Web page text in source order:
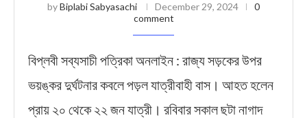
byBiplabi Sabyasachi December 29, 2024
0
comment
বিপ্লবী সব্যসাচী পত্রিকা অনলাইন : রাজ্য সড়কের উপর
ভয়ঙ্কর দুর্ঘটনার কবলে পড়ল যাত্রীবাহী বাস। আহত হলেন
প্রায় ২০ থেকে ২২ জন যাত্রী। রবিবার সকাল ছটা নাগাদ